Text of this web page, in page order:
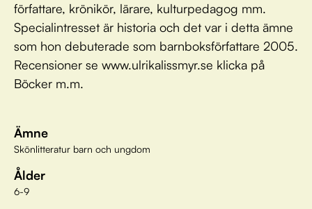
författare, krönikör, lärare, kulturpedagog mm.
Specialintresset är historia och det var i detta ämne
som hon debuterade som barnboksförfattare 2005.
Recensioner se www.ulrikalissmyr.se klicka på
Böcker m.m.
Ämne
Skönlitteratur barn och ungdom
Ålder
6-9